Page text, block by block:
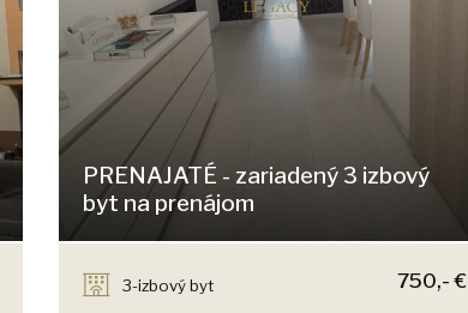
PRENAJATÉ - zariadený 3 izbový
byt na prenájom
3-izbový byt
750,- €